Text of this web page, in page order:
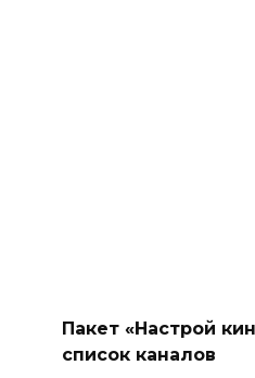
Пакет «Настрой
список каналов